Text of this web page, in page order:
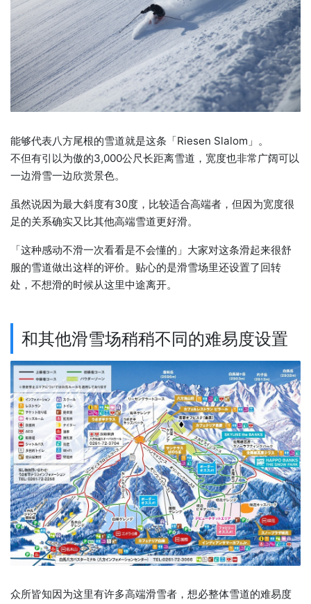
能够代表八方尾根的雪道就是这条「Riesen Slalom」。
不但有引以为傲的3,000公尺长距离雪道，宽度也非常广阔可以
一边滑雪一边欣赏景色。
虽然说因为最大斜度有30度，比较适合高端者，但因为宽度很
足的关系确实又比其他高端雪道更好滑。
「这种感动不滑一次看看是不会懂的」大家对这条滑起来很舒
服的雪道做出这样的评价。贴心的是滑雪场里还设置了回转
处，不想滑的时候从这里中途离开。
和其他滑雪场稍稍不同的难易度设置
众所皆知因为这里有许多高端滑雪者，想必整体雪道的难易度